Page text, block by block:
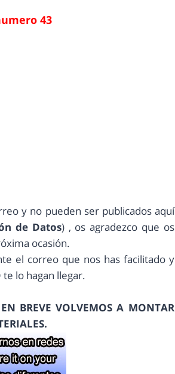
43
y no pueden ser publicados aquí
de Datos) , os agradezco que os
ocasión.
el correo que nos has facilitado y
te lo hagan llegar.
BREVE VOLVEMOS A MONTAR